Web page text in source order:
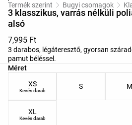
Termék szerint Bugyi csomagok
3 klasszikus, varrás nélküli
alsó
7,995 Ft
3 darabos, légáteresztő, gyorsan
pamut béléssel.
Méret
Termékméretek listája
XS
Kevés darab
S M
XL
Kevés darab